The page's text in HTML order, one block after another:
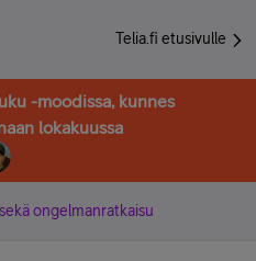
Telia.fi etusivulle
-moodissa, kunnes
lokakuussa
ongelmanratkaisu